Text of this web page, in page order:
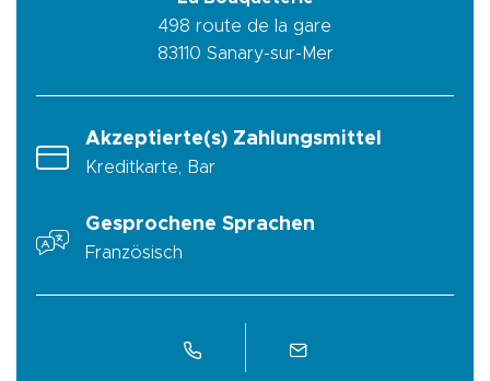
498 route de la gare
83110 Sanary-sur-Mer
Akzeptierte(s) Zahlungsmittel
Kreditkarte, Bar
Gesprochene Sprachen
Französisch